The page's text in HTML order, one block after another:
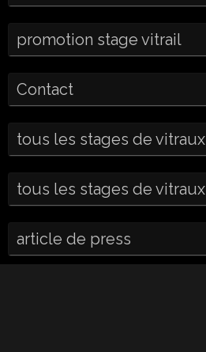
promotion stage vitrail
Contact
tous les stages de vitraux
tous les stages de vitraux
article de press